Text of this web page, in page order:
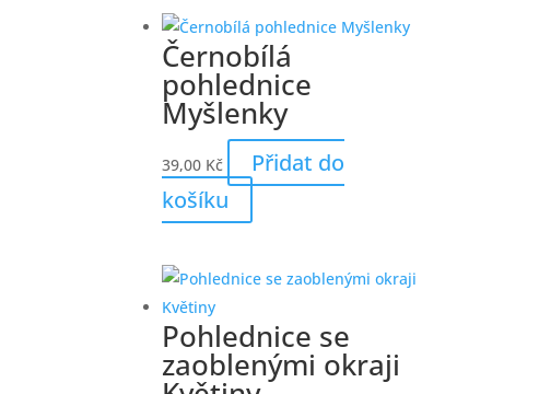
Černobílá
pohlednice
Myšlenky
39,00 Kč
Přidat do
košíku
Pohlednice se
zaoblenými okraji